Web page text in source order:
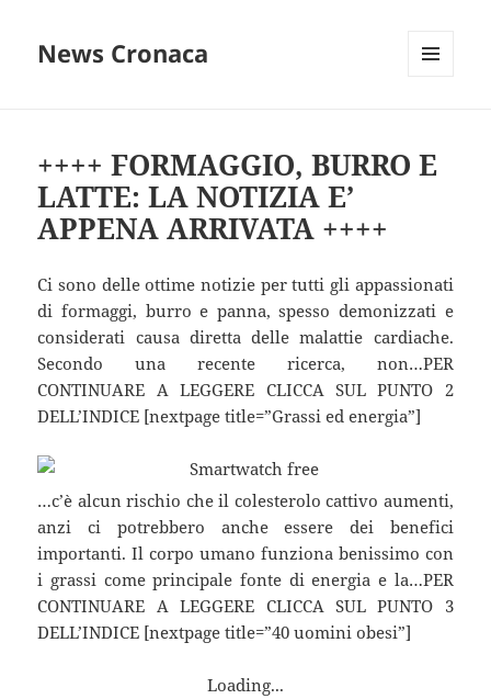
News Cronaca
++++ FORMAGGIO, BURRO E
LATTE: LA NOTIZIA E’
APPENA ARRIVATA ++++
Ci sono delle ottime notizie per tutti gli appassionati
di formaggi, burro e panna, spesso demonizzati e
considerati causa diretta delle malattie cardiache.
Secondo una recente ricerca, non…PER
CONTINUARE A LEGGERE CLICCA SUL PUNTO 2
DELL’INDICE [nextpage title=”Grassi ed energia”]
…c’è alcun rischio che il colesterolo cattivo aumenti,
anzi ci potrebbero anche essere dei benefici
importanti. Il corpo umano funziona benissimo con
i grassi come principale fonte di energia e la…PER
CONTINUARE A LEGGERE CLICCA SUL PUNTO 3
DELL’INDICE [nextpage title=”40 uomini obesi”]
Loading...